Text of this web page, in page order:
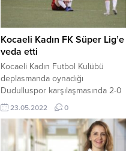
Kocaeli Kadın FK Süper Lig’e
veda etti
Kocaeli Kadın Futbol Kulübü
deplasmanda oynadığı
Dudulluspor karşılaşmasında 2-0
mağlup oldu ve Türkiye Kadınlar
Futbol Süper Ligi’ne veda etti. Lig
boyunca çok çabalayan
temsilcimiz Kocaeli Kadın Futbol
23.05.2022 0